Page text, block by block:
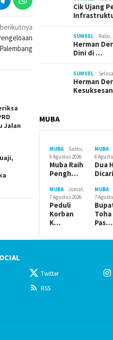
Jalan
Cik Ujang
SUMSEL Rabu,
Herman
Dini di …
SUMSEL
Herman
MUBA
MUBA
Sabtu,
8 Agustus 2026
Muba Raih
Pengh…
MUBA
8
Dua
MUBA
Jumat,
7 Agustus 2026
Peduli
Korban
K…
MUBA
7
Toha
Pas…
Twitter
RSS